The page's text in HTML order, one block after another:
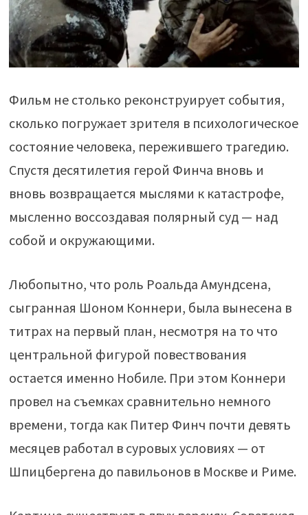
Фильм не столько реконструирует события,
сколько погружает зрителя в психологическое
состояние человека, пережившего трагедию.
Спустя десятилетия герой Финча вновь и
вновь возвращается мыслями к катастрофе,
мысленно воссоздавая полярный суд — над
собой и окружающими.
Любопытно, что роль Роальда Амундсена,
сыгранная Шоном Коннери, была вынесена в
титрах на первый план, несмотря на то что
центральной фигурой повествования
остается именно Нобиле. При этом Коннери
провел на съемках сравнительно немного
времени, тогда как Питер Финч почти девять
месяцев работал в суровых условиях — от
Шпицбергена до павильонов в Москве и Риме.